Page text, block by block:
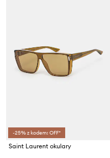
-25% z kodem: OFF*
Saint Laurent okulary